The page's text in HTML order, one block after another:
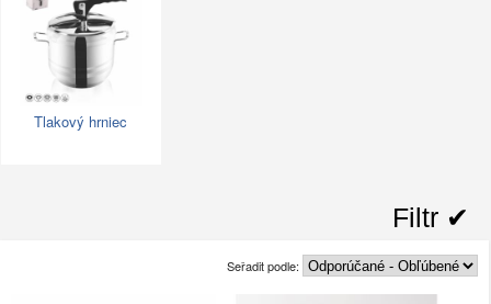
Tlakový hrniec
Filtr ✔︎
Seřadit podle: